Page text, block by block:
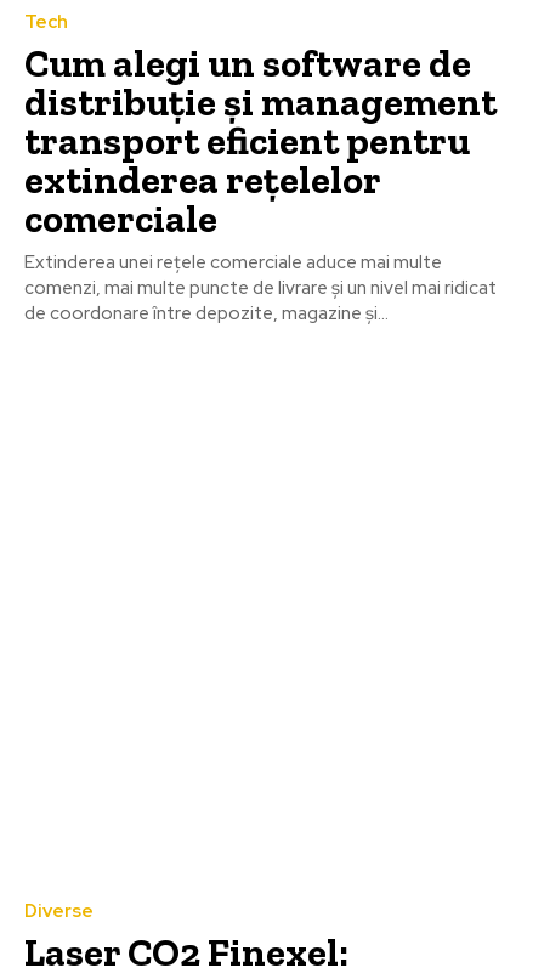
Tech
Cum alegi un software de
distribuție și management
transport eficient pentru
extinderea rețelelor
comerciale
Extinderea unei rețele comerciale aduce mai multe
comenzi, mai multe puncte de livrare și un nivel mai ridicat
de coordonare între depozite, magazine și...
Diverse
Laser CO2 Finexel: